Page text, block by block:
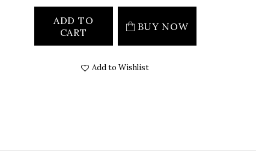
ADD TO
CART
BUY NOW
Add to Wishlist